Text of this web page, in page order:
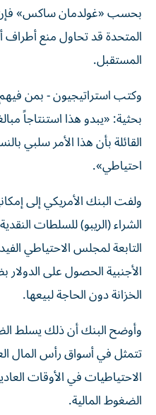
بحسب «غولدمان ساكس» فإن
المتحدة قد تحاول منع
المستقبل.
وكتب استراتيجيون - بمن
بحثية: «يبدو هذا استنتاجاً
القائلة بأن هذا الأمر سلبي
احتياطي».
ولفت البنك الأمريكي إلى
التابعة لمجلس الاحتياطي
الأجنبية الحصول على
الخزانة دون الحاجة لبيعها.
وأوضح البنك أن ذلك يسلط
تتمثل في أسواق رأس المال
الاحتياطيات في الأوقات
الضغوط المالية.